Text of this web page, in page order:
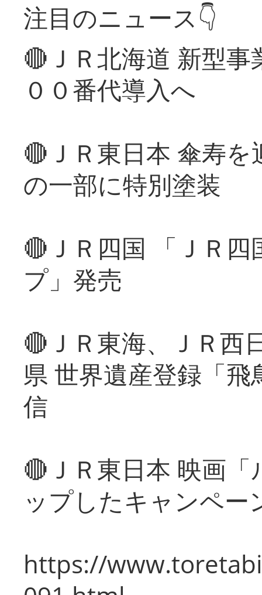
注目のニュース👇
🔴ＪＲ北海道 新型
００番代導入へ
🔴ＪＲ東日本 傘寿
の一部に特別塗装
🔴ＪＲ四国 「ＪＲ
プ」発売
🔴ＪＲ東海、ＪＲ西
県 世界遺産登録「
信
🔴ＪＲ東日本 映画
ップしたキャンペー
https://